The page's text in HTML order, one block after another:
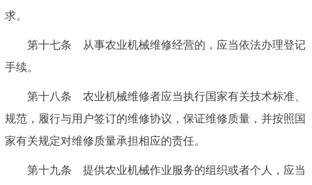
求。
第十七条 从事农业机械维修经营的，应当依法办理登记
手续。
第十八条 农业机械维修者应当执行国家有关技术标准、
规范，履行与用户签订的维修协议，保证维修质量，并按照国
家有关规定对维修质量承担相应的责任。
第十九条 提供农业机械作业服务的组织或者个人，应当